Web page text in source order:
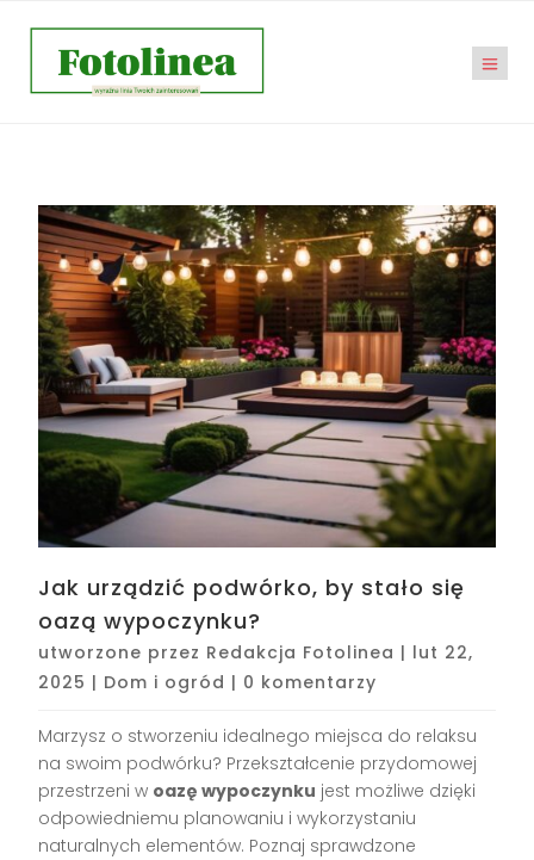
Jak urządzić podwórko, by stało się
oazą wypoczynku?
utworzone przez Redakcja Fotolinea | lut 22,
2025 | Dom i ogród | 0 komentarzy
Marzysz o stworzeniu idealnego miejsca do relaksu
na swoim podwórku? Przekształcenie przydomowej
przestrzeni w oazę wypoczynku jest możliwe dzięki
odpowiedniemu planowaniu i wykorzystaniu
naturalnych elementów. Poznaj sprawdzone